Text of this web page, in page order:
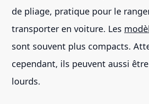
de pliage, pratique pour le
transporter en voiture. Les
sont souvent plus compacts.
cependant, ils peuvent aussi
lourds.